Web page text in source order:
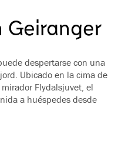
Geiranger
despertarse con una
Ubicado en la cima de
Flydalsjuvet, el
a huéspedes desde